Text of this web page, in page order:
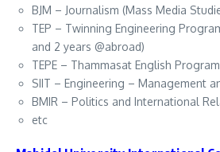
BJM – Journalism (Mass Media
TEP – Twinning Engineering
and 2 years @abroad)
TEPE – Thammasat English
SIIT – Engineering – Management
BMIR – Politics and International
etc